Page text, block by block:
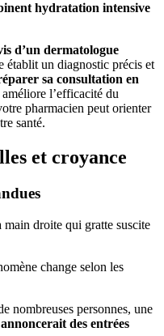
hydratation intensive
d’un dermatologue
établit un diagnostic précis et
sa consultation en
améliore l’efficacité du
pharmacien peut orienter
santé.
et croyance
droite qui gratte suscite
change selon les
nombreuses personnes, une
des entrées